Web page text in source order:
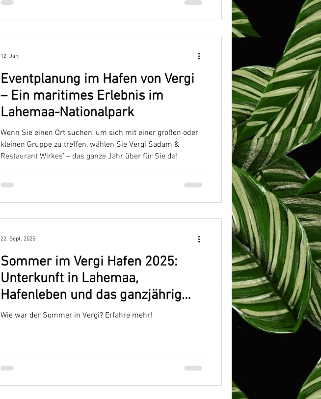
Eventplanung im Hafen von Vergi
– Ein maritimes Erlebnis im
Lahemaa-Nationalpark
Wenn Sie einen Ort suchen, um sich mit einer großen oder
kleinen Gruppe zu treffen, wählen Sie Vergi Sadam &
Restaurant Wirkes’ – das ganze Jahr über für Sie da!
12. Jan.
Sommer im Vergi Hafen 2025:
Unterkunft in Lahemaa,
Hafenleben und das ganzjährig
geöffnete Wirkes’ Restaurant
Wie war der Sommer in Vergi? Erfahre mehr!
22. Sept. 2025